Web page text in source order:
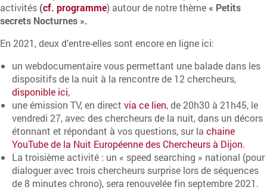
activités (cf. programme) autour de notre thème « Petits
secrets Nocturnes ».
En 2021, deux d’entre-elles sont encore en ligne ici:
un webdocumentaire vous permettant une balade dans les
dispositifs de la nuit à la rencontre de 12 chercheurs,
disponible ici,
une émission TV, en direct via ce lien, de 20h30 à 21h45, le
vendredi 27, avec des chercheurs de la nuit, dans un décors
étonnant et répondant à vos questions, sur la chaine
YouTube de la Nuit Européenne des Chercheurs à Dijon.
La troisième activité : un « speed searching » national (pour
dialoguer avec trois chercheurs surprise lors de séquences
de 8 minutes chrono), sera renouvelée fin septembre 2021.